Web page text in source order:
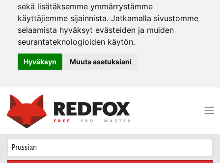
sekä lisätäksemme ymmärrystämme
käyttäjiemme sijainnista. Jatkamalla sivustomme
selaamista hyväksyt evästeiden ja muiden
seurantateknologioiden käytön.
Hyväksyn Muuta asetuksiani